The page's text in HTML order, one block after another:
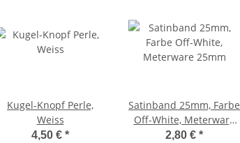
Kugel-Knopf Perle,
Weiss
4,50 € *
Satinband 25mm, Farbe
Off-White, Meterware
25mm
2,80 € *